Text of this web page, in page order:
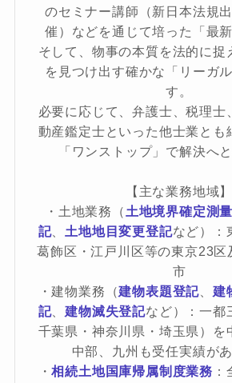
のセミナー講師（新日本法規
催）などを通じて培った「最新
そして、物事の本質を法的に捉
を見つけ出す確かな「リーガ
す。
必要に応じて、弁護士、税理士
動産鑑定士といった他士業とも
「ワンストップ」で解決へ
【主な業務地域】
・土地業務（ 土地境界確定測量
記、 土地地目変更登記など）：
葛飾区・江戸川区等の東京23区
市
・建物業務（建物表題登記 、建
記、建物滅失登記など）：一都
千葉県・神奈川県・埼玉県）を
中部、九州も受任実績があ
・相続土地国庫帰属制度業務